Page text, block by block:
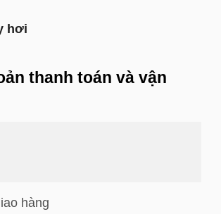
hơi
thanh toán và vận
hàng